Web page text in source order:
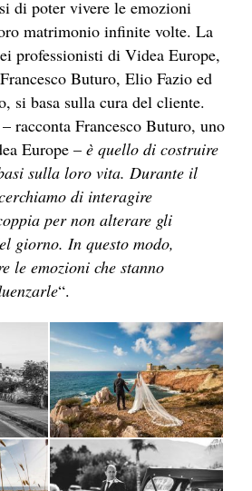
di poter vivere le emozioni
matrimonio infinite volte. La
professionisti di Videa Europe,
Buturo, Elio Fazio ed
si basa sulla cura del cliente.
– racconta Francesco Buturo, uno
Europe – è quello di costruire
sulla loro vita. Durante il
di interagire
per non alterare gli
giorno. In questo modo,
le emozioni che stanno
“.